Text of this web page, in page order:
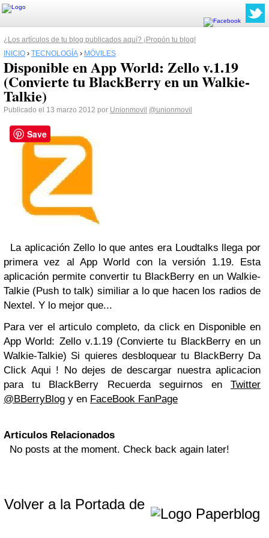
¿Los artículos de tu blog publicados aquí? ¡Propón tu blog!
INICIO › TECNOLOGÍA › MÓVILES
Disponible en App World: Zello v.1.19
(Convierte tu BlackBerry en un Walkie-
Talkie)
Publicado el 13 marzo 2012 por Unionmovil @unionmovil
La aplicación Zello lo que antes era Loudtalks llega por
primera vez al App World con la versión 1.19. Esta
aplicación permite convertir tu BlackBerry en un Walkie-
Talkie (Push to talk) similiar a lo que hacen los radios de
Nextel. Y lo mejor que...
Para ver el articulo completo, da click en Disponible en
App World: Zello v.1.19 (Convierte tu BlackBerry en un
Walkie-Talkie) Si quieres desbloquear tu BlackBerry Da
Click Aqui ! No dejes de descargar nuestra aplicacion
para tu BlackBerry Recuerda seguirnos en Twitter
@BBerryBlog y en FaceBook FanPage
Articulos Relacionados
No posts at the moment. Check back again later!
Volver a la Portada de
Save